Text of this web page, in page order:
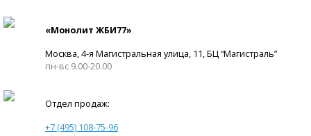
«Монолит ЖБИ77»
Москва, 4-я Магистральная улица, 11, ​БЦ “Магистраль”
пн-вс 9.00-20.00
Отдел продаж:
+7 (495) 108-75-96